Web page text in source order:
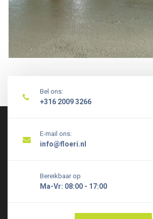
Bel ons:
+316 2009 3266
E-mail ons:
info@floeri.nl
Bereikbaar op
Ma-Vr: 08:00 - 17:00